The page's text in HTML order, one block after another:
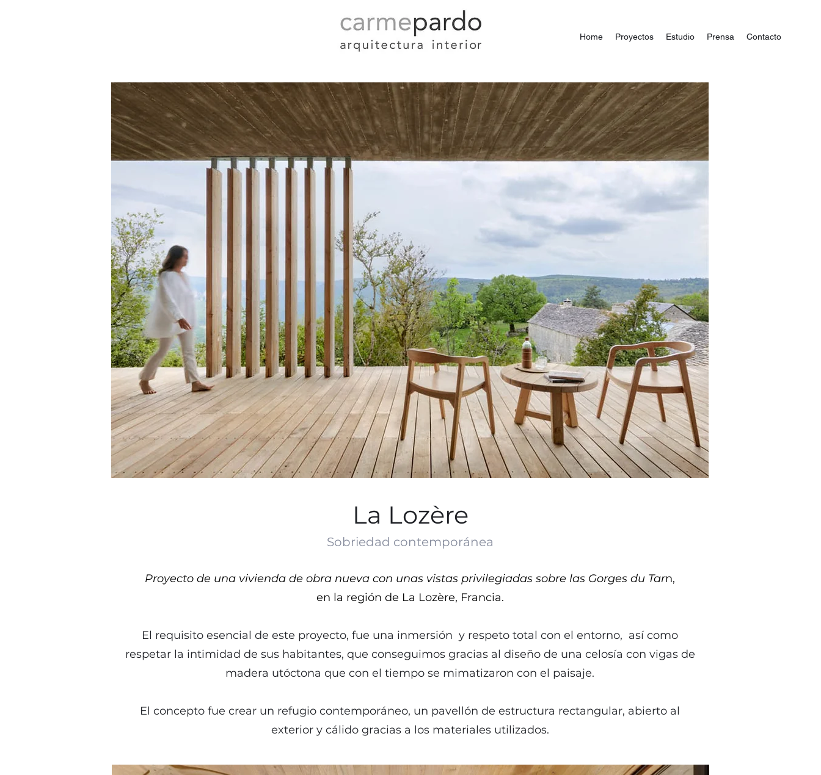
Home Proyectos Estudio Prensa Contacto
Sobriedad contemporánea
Proyecto de una vivienda de obra nueva con unas vistas privilegiadas sobre las Gorges du Tarn,
en la región de La Lozère, Francia.
El requisito esencial de este proyecto, fue una inmersión y respeto total con el entorno, así como
respetar la intimidad de sus habitantes, que conseguimos gracias al diseño de una celosía con vigas de
madera utóctona que con el tiempo se mimatizaron con el paisaje.
El concepto fue crear un refugio contemporáneo, un pavellón de estructura rectangular, abierto al
exterior y cálido gracias a los materiales utilizados.
La Lozère